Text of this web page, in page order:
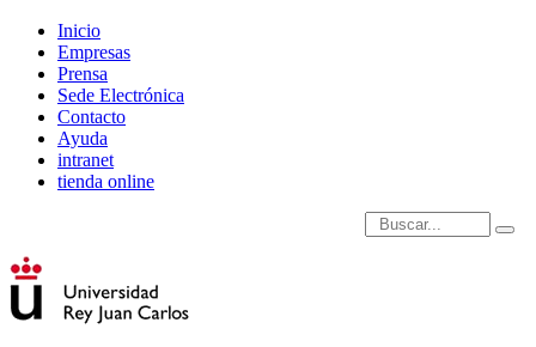
Inicio
Empresas
Prensa
Sede Electrónica
Contacto
Ayuda
intranet
tienda online
Introduce términos de